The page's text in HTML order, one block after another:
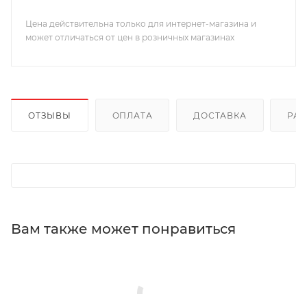
Цена действительна только для интернет-магазина и
может отличаться от цен в розничных магазинах
ОТЗЫВЫ ОПЛАТА ДОСТАВКА
Вам также может понравиться